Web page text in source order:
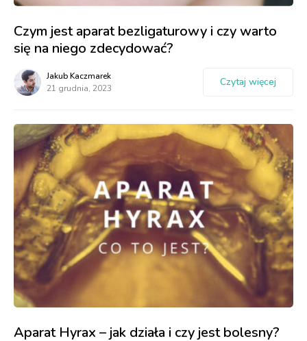
Czym jest aparat bezligaturowy i czy warto
się na niego zdecydować?
Jakub Kaczmarek
21 grudnia, 2023
Czytaj więcej
Aparat Hyrax – jak działa i czy jest bolesny?